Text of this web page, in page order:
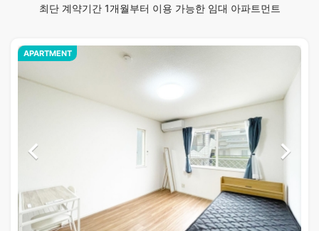
최단 계약기간 1개월부터 이용 가능한 임대 아파트먼트
APARTMENT